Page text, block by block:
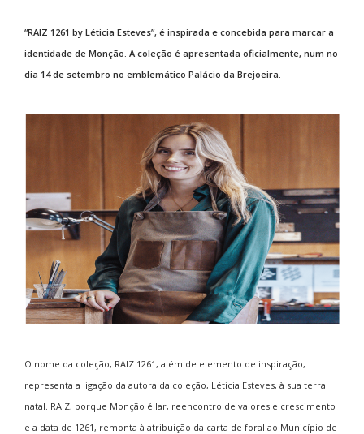
“RAIZ 1261 by Léticia Esteves”, é inspirada e concebida para marcar a
identidade de Monção. A coleção é apresentada oficialmente, num no
dia 14 de setembro no emblemático Palácio da Brejoeira.
O nome da coleção, RAIZ 1261, além de elemento de inspiração,
representa a ligação da autora da coleção, Léticia Esteves, à sua terra
natal. RAIZ, porque Monção é lar, reencontro de valores e crescimento
e a data de 1261, remonta à atribuição da carta de foral ao Município de